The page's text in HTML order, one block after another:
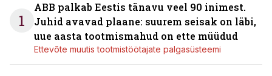
1
ABB palkab Eestis tänavu veel 90 inimest.
Juhid avavad plaane: suurem seisak on läbi,
uue aasta tootmismahud on ette müüdud
Ettevõte muutis tootmistöötajate palgasüsteemi